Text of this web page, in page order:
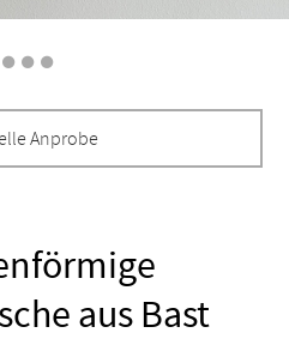
Anprobe
aus Bast